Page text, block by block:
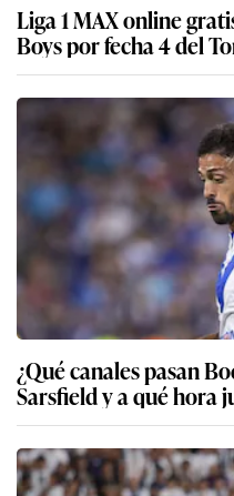
Liga 1 MAX online
Boys por fecha 4 del
¿Qué canales pasan
Sarsfield y a qué hora